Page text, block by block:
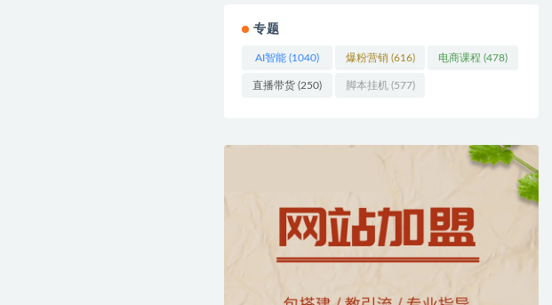
专题
AI智能 (1040) 爆粉营销(616) 电商课程 (478)
直播带货 (250) 脚本挂机(577)